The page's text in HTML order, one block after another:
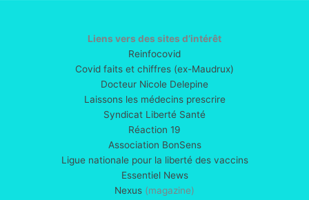
Liens vers des sites d’intérêt
Reinfocovid
Covid faits et chiffres (ex-Maudrux)
Docteur Nicole Delepine
Laissons les médecins prescrire
Syndicat Liberté Santé
Réaction 19
Association BonSens
Ligue nationale pour la liberté des vaccins
Essentiel News
Nexus (magazine)